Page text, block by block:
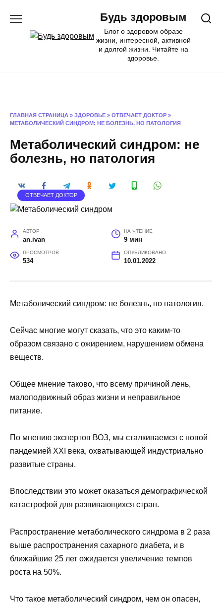
содержанию
Будь здоровым
Блог о здоровом образе
жизни, интересной, активной
и долгой жизни. Читайте на
здоровье.
ГЛАВНАЯ СТРАНИЦА » ЗДОРОВЬЕ » ОТВЕЧАЕТ ДОКТОР »
МЕТАБОЛИЧЕСКИЙ СИНДРОМ: НЕ БОЛЕЗНЬ, НО ПАТОЛОГИЯ
Метаболический синдром: не
болезнь, но патология
ОТВЕЧАЕТ ДОКТОР
АВТОР
an.ivan
НА ЧТЕНИЕ
9 мин
ПРОСМОТРОВ
534
ОПУБЛИКОВАНО
10.01.2022
Метаболический синдром: не болезнь, но патология.
Сейчас многие могут сказать, что это каким-то
образом связано с ожирением, нарушением обмена
веществ.
Общее мнение таково, что всему причиной лень,
малоподвижный образ жизни и неправильное
питание.
По мнению экспертов ВОЗ, мы сталкиваемся с новой
пандемией XXI века, охватывающей индустриально
развитые страны.
Впоследствии это может оказаться демографической
катастрофой для развивающихся стран.
Распространение метаболического синдрома в 2 раза
выше распространения сахарного диабета, и в
ближайшие 25 лет ожидается увеличение темпов
роста на 50%.
Что такое метаболический синдром, чем он опасен,